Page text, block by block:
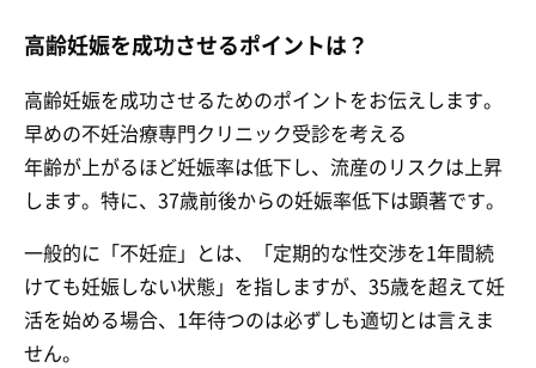
高齢妊娠を成功させるポイントは？
高齢妊娠を成功させるためのポイントをお伝えします。
早めの不妊治療専門クリニック受診を考える
年齢が上がるほど妊娠率は低下し、流産のリスクは上昇
します。特に、37歳前後からの妊娠率低下は顕著です。
一般的に「不妊症」とは、「定期的な性交渉を1年間続
けても妊娠しない状態」を指しますが、35歳を超えて妊
活を始める場合、1年待つのは必ずしも適切とは言えま
せん。